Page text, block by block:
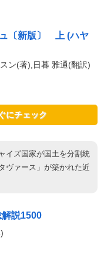
〔新版〕 上 (ハヤ
ン(著),日暮 雅通(翻訳)
にチェック
イズ国家が国土を分割統
ヴァース」が築かれた近
説1500